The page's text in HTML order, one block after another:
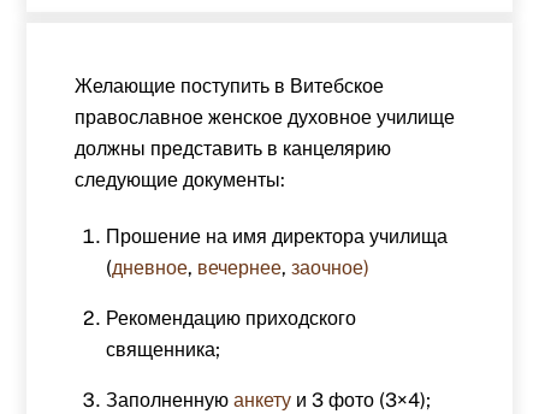
Желающие поступить в Витебское
православное женское духовное училище
должны представить в канцелярию
следующие документы:
Прошение на имя директора училища
(дневное, вечернее, заочное)
Рекомендацию приходского
священника;
Заполненную анкету и 3 фото (3×4);